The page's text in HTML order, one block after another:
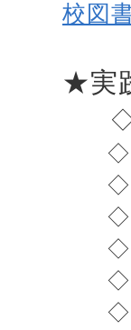
校図
★実